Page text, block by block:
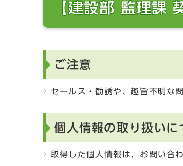
【建設部 監理課
ご注意
セールス・勧誘や、趣旨不明な
個人情報の取り扱いに
取得した個人情報は、お問い合